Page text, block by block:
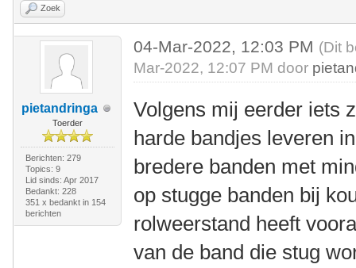
Zoek
pietandringa
Toerder
Berichten: 279
Topics: 9
Lid sinds: Apr 2017
Bedankt: 228
351 x bedankt in 154
berichten
04-Mar-2022, 12:03 PM (Dit
Mar-2022, 12:07 PM door
Volgens mij eerder iets
harde bandjes leveren
bredere banden met
op stugge banden bij
rolweerstand heeft
van de band die stug